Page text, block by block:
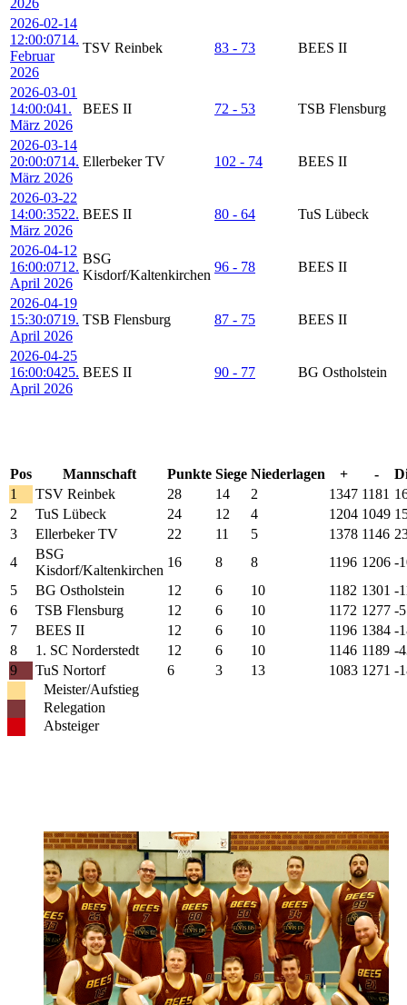
2026
2026-02-14
12:00:0714.
Februar
2026
TSV Reinbek 83 - 73 BEES II
2026-03-01
14:00:041.
März 2026
BEES II 72 - 53 TSB Flensburg
2026-03-14
20:00:0714.
März 2026
Ellerbeker TV 102 - 74 BEES II
2026-03-22
14:00:3522.
März 2026
BEES II 80 - 64 TuS Lübeck
2026-04-12
16:00:0712.
April 2026
BSG
Kisdorf/Kaltenkirchen
96 - 78 BEES II
2026-04-19
15:30:0719.
April 2026
TSB Flensburg 87 - 75 BEES II
2026-04-25
16:00:0425.
April 2026
BEES II 90 - 77 BG Ostholstein
Pos Mannschaft Punkte Siege Niederlagen + -
1
TSV Reinbek 28 14 2 1347 1181
2
TuS Lübeck 24 12 4 1204 1049
3
Ellerbeker TV 22 11 5 1378 1146
4
BSG
Kisdorf/Kaltenkirchen
16 8 8 1196 1206 -
5
BG Ostholstein 12 6 10 1182 1301 -
6
TSB Flensburg 12 6 10 1172 1277 -5
7
BEES II 12 6 10 1196 1384 -
8
1. SC Norderstedt 12 6 10 1146 1189 -
9
TuS Nortorf 6 3 13 1083 1271 -
Meister/Aufstieg
Relegation
Absteiger